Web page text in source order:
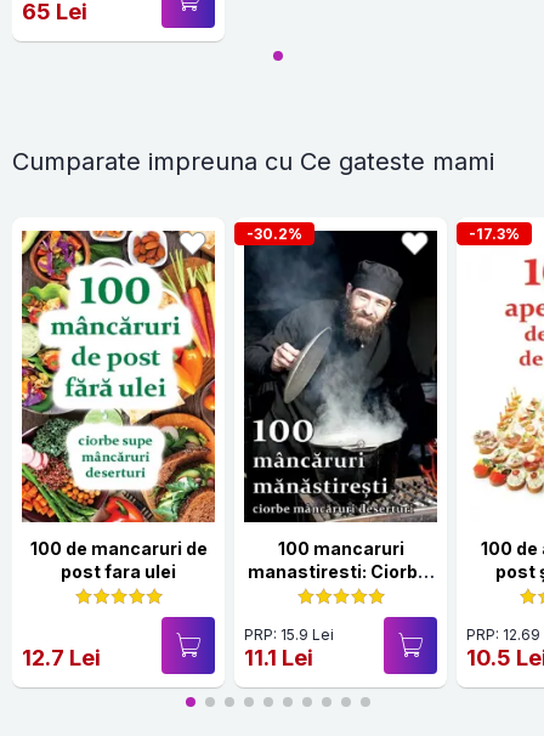
65 Lei
Cumparate impreuna cu Ce gateste mami
100 de mancaruri de
post fara ulei
12.7 Lei
-30.2%
100 mancaruri
manastiresti: Ciorbe,
mancaruri, deserturi
PRP: 15.9 Lei
11.1 Lei
-17.3%
100
post
PRP:
10.5